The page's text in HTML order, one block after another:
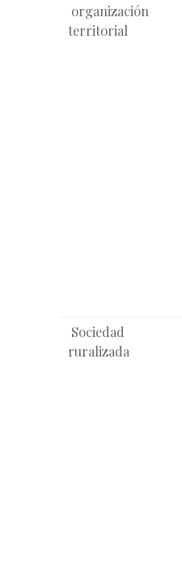
organización
territorial
Sociedad
ruralizada